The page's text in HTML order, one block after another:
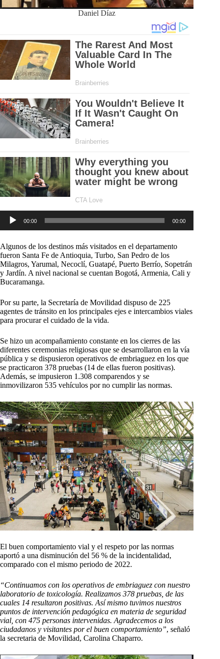
Daniel Díaz
Reproductor
audio
00:00 00:00
Algunos de los destinos más visitados en el departamento
fueron Santa Fe de Antioquia, Turbo, San Pedro de los
Milagros, Yarumal, Necoclí, Guatapé, Puerto Berrío, Sopetrán
y Jardín. A nivel nacional se cuentan Bogotá, Armenia, Cali y
Bucaramanga.
Por su parte, la Secretaría de Movilidad dispuso de 225
agentes de tránsito en los principales ejes e intercambios viales
para procurar el cuidado de la vida.
Se hizo un acompañamiento constante en los cierres de las
diferentes ceremonias religiosas que se desarrollaron en la vía
pública y se dispusieron operativos de embriaguez en los que
se practicaron 378 pruebas (14 de ellas fueron positivas).
Además, se impusieron 1.308 comparendos y se
inmovilizaron 535 vehículos por no cumplir las normas.
El buen comportamiento vial y el respeto por las normas
aportó a una disminución del 56 % de la incidentalidad,
comparado con el mismo periodo de 2022.
“Continuamos con los operativos de embriaguez con nuestro
laboratorio de toxicología. Realizamos 378 pruebas, de las
cuales 14 resultaron positivas. Así mismo tuvimos nuestros
puntos de intervención pedagógica en materia de seguridad
vial, con 475 personas intervenidas. Agradecemos a los
ciudadanos y visitantes por el buen comportamiento”, señaló
la secretaria de Movilidad, Carolina Chaparro.